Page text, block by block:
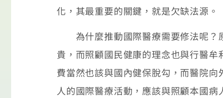
化，其最重要的關鍵，就是欠缺法源。
為什麼推動國際醫療需要修法呢？
貴，而照顧國民健康的理念也與行醫
費當然也該與國內健保脫勾，而醫院
人的國際醫療活動，應該與照顧本國